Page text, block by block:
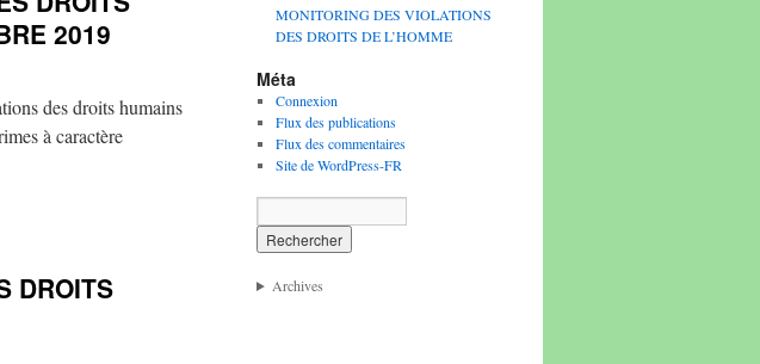
2019
des droits humains
à caractère
DROITS
MONITORING DES VIOLATIONS
DES DROITS DE L’HOMME
Méta
Connexion
Flux des publications
Flux des commentaires
Site de WordPress-FR
Archives